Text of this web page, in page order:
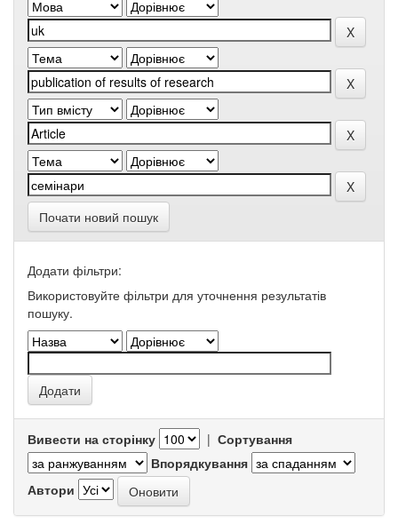
Почати новий пошук
Додати фільтри:
Використовуйте фільтри для уточнення результатів
пошуку.
Вивести на сторінку | Сортування
Впорядкування
Автори